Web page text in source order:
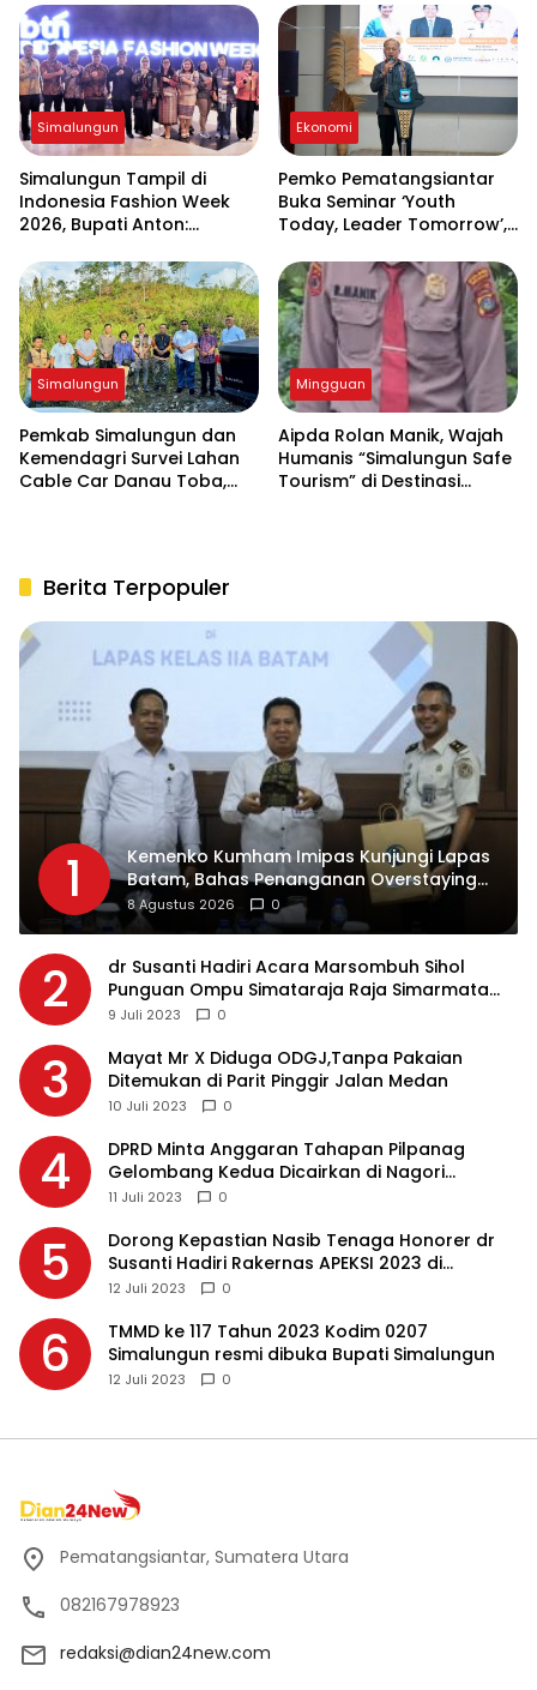
Sungai Asahan
Simalungun
Simalungun Tampil di
Indonesia Fashion Week
2026, Bupati Anton:
Penggerak Ekonomi dan
Pendidikan Karakter
Ekonomi
Pemko Pematangsiantar
Buka Seminar ‘Youth
Today, Leader Tomorrow’,
Jadi Wirausahawan
Simalungun
Pemkab Simalungun dan
Kemendagri Survei Lahan
Cable Car Danau Toba,
Mingguan
Aipda Rolan Manik, Wajah
Humanis “Simalungun Safe
Tourism” di Destinasi
Berita Terpopuler
1
Kemenko Kumham Imipas Kunjungi Lapas
Batam, Bahas Penanganan Overstaying
dan Implementasi KUHP Baru
8 Agustus 2026 0
2
dr Susanti Hadiri Acara Marsombuh Sihol
Punguan Ompu Simataraja Raja Simarmata
Dohot Boruna Kota Siantar
9 Juli 2023 0
3
Mayat Mr X Diduga ODGJ,Tanpa Pakaian
Ditemukan di Parit Pinggir Jalan Medan
10 Juli 2023 0
4
DPRD Minta Anggaran Tahapan Pilpanag
Gelombang Kedua Dicairkan di Nagori
Masing-masing, Ini Alasannya…
11 Juli 2023 0
5
Dorong Kepastian Nasib Tenaga Honorer dr
Susanti Hadiri Rakernas APEKSI 2023 di
Makassar
12 Juli 2023 0
6
TMMD ke 117 Tahun 2023 Kodim 0207
Simalungun resmi dibuka Bupati Simalungun
12 Juli 2023 0
Pematangsiantar, Sumatera Utara
082167978923
redaksi@dian24new.com